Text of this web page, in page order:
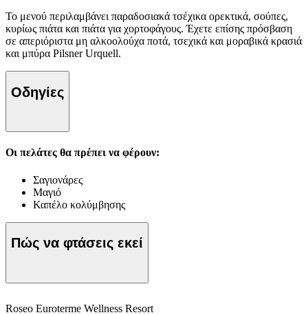
Το μενού περιλαμβάνει παραδοσιακά τσέχικα ορεκτικά, σούπες,
κυρίως πιάτα και πιάτα για χορτοφάγους. Έχετε επίσης πρόσβαση
σε απεριόριστα μη αλκοολούχα ποτά, τσεχικά και μοραβικά κρασιά
και μπύρα Pilsner Urquell.
Οδηγίες
Οι πελάτες θα πρέπει να φέρουν:
Σαγιονάρες
Μαγιό
Καπέλο κολύμβησης
Πώς να φτάσεις εκεί
Roseo Euroterme Wellness Resort